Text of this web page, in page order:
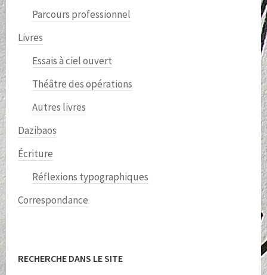
Parcours professionnel
Livres
Essais à ciel ouvert
Théâtre des opérations
Autres livres
Dazibaos
Écriture
Réflexions typographiques
Correspondance
RECHERCHE DANS LE SITE